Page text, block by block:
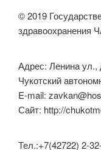
© 2019
здравоохранения
Адрес: Ленина ул.,
Чукотский
E-mail:
Сайт: http://
Тел.:+7(42722) 2-